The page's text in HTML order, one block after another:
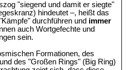
"siegend und damit er siegte"
hindeutet –, heißt das
durchführen und immer
auch Wortgefechte und
sein.
Formationen, des
des "Großen Rings" (Big Ring)